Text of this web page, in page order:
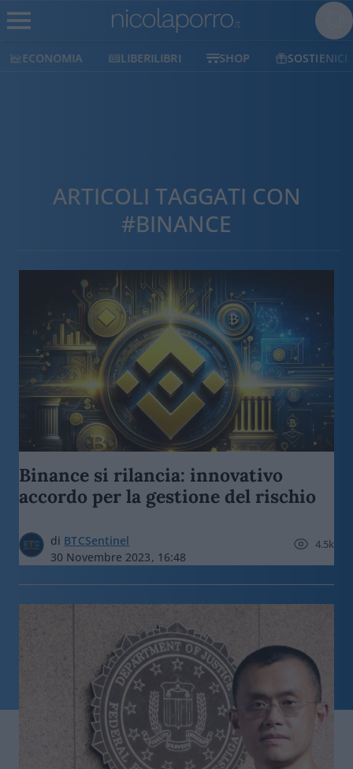
ECONOMIA LIBERILIBRI SHOP SOSTIENICI
ARTICOLI TAGGATI CON
#BINANCE
Binance si rilancia: innovativo
accordo per la gestione del rischio
di BTCSentinel
30 Novembre 2023, 16:48
4.5k